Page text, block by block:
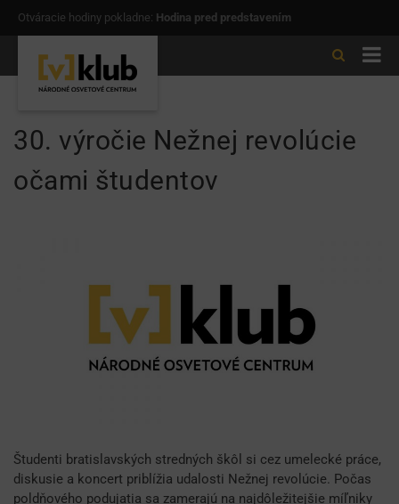
Otváracie hodiny pokladne: Hodina pred predstavením
30. výročie Nežnej revolúcie
očami študentov
Študenti bratislavských stredných škôl si cez umelecké práce,
diskusie a koncert priblížia udalosti Nežnej revolúcie. Počas
poldňového podujatia sa zamerajú na najdôležitejšie míľniky